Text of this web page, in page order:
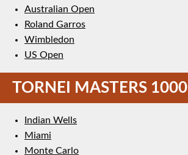
Australian Open
Roland Garros
Wimbledon
US Open
TORNEI MASTERS 1000
Indian Wells
Miami
Monte Carlo